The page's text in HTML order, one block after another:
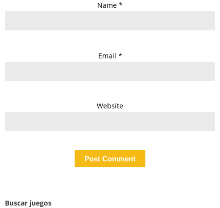
Name *
Email *
Website
Buscar juegos